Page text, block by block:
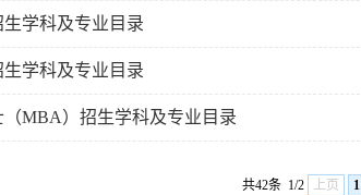
学科及专业目录
学科及专业目录
MBA）招生学科及专业目录
共42条 1/2 上页 1